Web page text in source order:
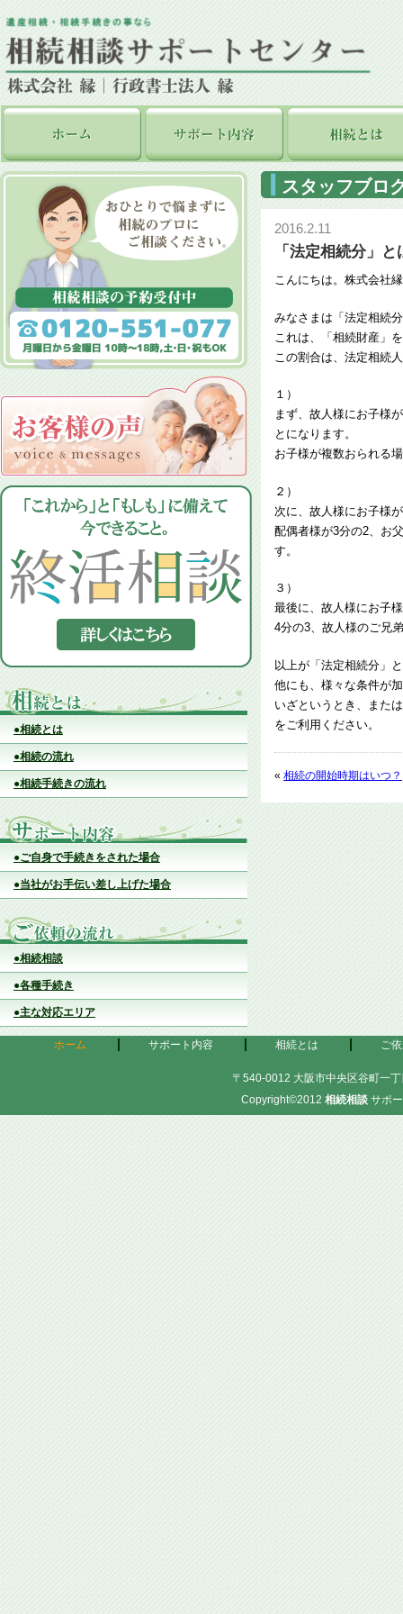
●相続とは
●相続の流れ
●相続手続きの流れ
●ご自身で手続きをされた場合
●当社がお手伝い差し上げた場合
●相続相談
●各種手続き
●主な対応エリア
スタッフブロ
2016.2.11
「法定相続分」
こんにちは。株式会社
みなさまは「法定相続
これは、「相続財産」
この割合は、法定相続
１）
まず、故人様にお子様
とになります。
お子様が複数おられる
２）
次に、故人様にお子様
配偶者様が3分の2、お
す。
３）
最後に、故人様にお子
4分の3、故人様のご兄
以上が「法定相続分」
他にも、様々な条件が
いざというとき、また
をご利用ください。
« 相続の開始時期はいつ？
ホーム サポート内容 相続とは ご
〒540-0012 大阪市中央区谷町一
Copyright©2012 相続相談 サポ